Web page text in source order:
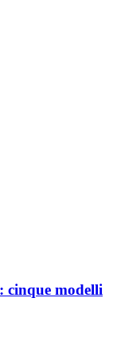
cinque modelli